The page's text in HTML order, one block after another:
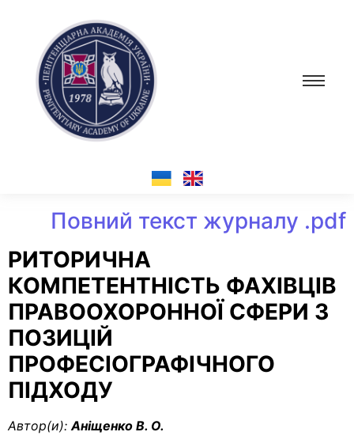
Повний текст журналу .pdf
РИТОРИЧНА
КОМПЕТЕНТНІСТЬ ФАХІВЦІВ
ПРАВООХОРОННОЇ СФЕРИ З
ПОЗИЦІЙ
ПРОФЕСІОГРАФІЧНОГО
ПІДХОДУ
Автор(и): Аніщенко В. О.